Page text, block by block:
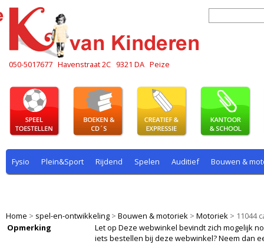
050-5017677 Havenstraat 2C 9321 DA Peize
Fysio Plein&Sport Rijdend Spelen Auditief Bouwen &
Home > spel-en-ontwikkeling > Bouwen & motoriek > Motoriek > 11044
Opmerking
Let op Deze webwinkel bevindt zich mogelijk
iets bestellen bij deze webwinkel? Neem dan